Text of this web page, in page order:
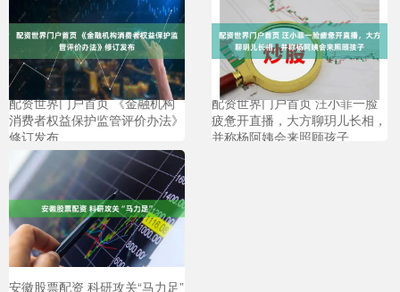
配资世界门户首页 《金融机构
消费者权益保护监管评价办法》
修订发布
配资世界门户首页 汪小菲一脸
疲惫开直播，大方聊玥儿长相，
并称杨阿姨会来照顾孩子
安徽股票配资 科研攻关“马力足”